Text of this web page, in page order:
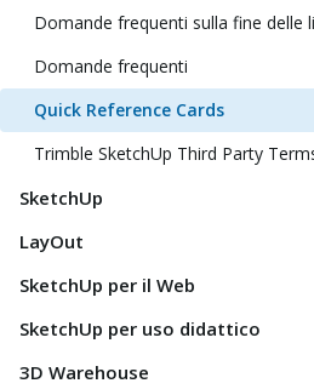
Domande frequenti sulla fine delle
Domande frequenti
Quick Reference Cards
Trimble SketchUp Third Party
SketchUp
LayOut
SketchUp per il Web
SketchUp per uso didattico
3D Warehouse